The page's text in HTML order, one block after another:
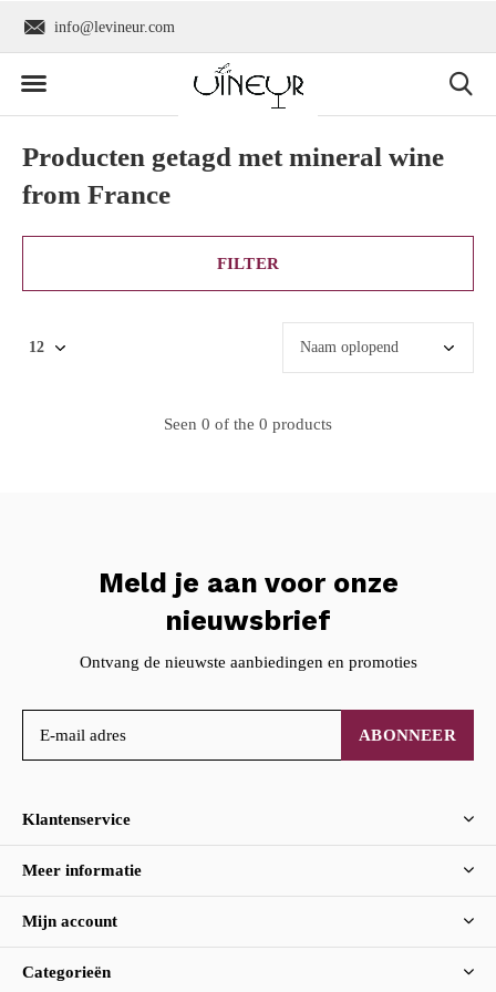
info@levineur.com
Producten getagd met mineral wine
from France
FILTER
Seen 0 of the 0 products
Meld je aan voor onze
nieuwsbrief
Ontvang de nieuwste aanbiedingen en promoties
ABONNEER
Klantenservice
Meer informatie
Mijn account
Categorieën